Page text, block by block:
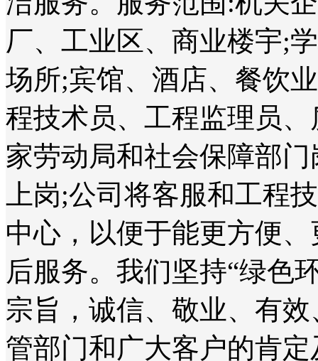
厂、工业区、商业楼宇;
场所;宾馆、酒店、餐饮
程技术员、工程监理员
家劳动局和社会保障部
上岗;公司将客服和工程
中心，以便于能更方便
后服务。我们坚持“绿色
宗旨，诚信、敬业、有
管部门和广大客户的肯